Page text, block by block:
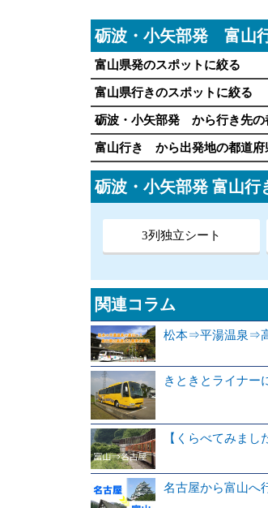
砺波・小矢部発 富山
富山県発のスポットに絞る
富山県行きのスポットに絞る
砺波・小矢部発 から行き先の
富山行き から出発地の都道府
砺波・小矢部発 富山行
3列独立シート
関連コラム
松本⇒平湯温泉⇒
きときとライナー
【くらべてみま
名古屋から富山へ